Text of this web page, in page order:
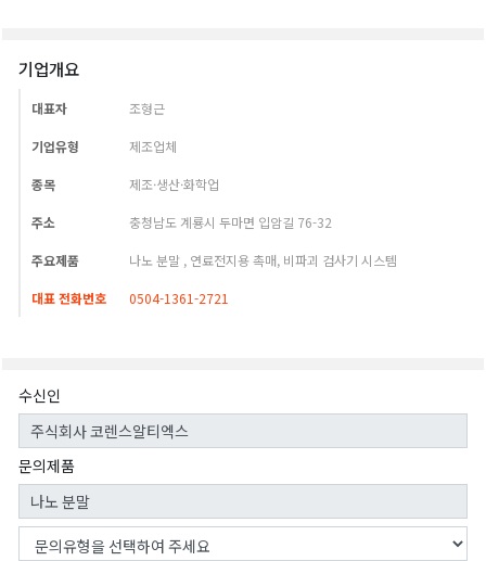
기업개요
대표자 조형근
기업유형 제조업체
종목 제조·생산·화학업
주소 충청남도 계룡시 두마면 입암길 76-32
주요제품 나노 분말 , 연료전지용 촉매, 비파괴 검사기 시스템
대표 전화번호 0504-1361-2721
수신인
문의제품